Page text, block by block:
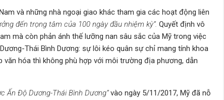
và những nhà ngoại giao khác tham gia các hoạt động liên
đến trọng tâm của 100 ngày đầu nhiệm kỳ”. Quyết định vô
mà còn phản ánh thế lưỡng nan sâu sắc của Mỹ trong việc
Thái Bình Dương: sự lôi kéo quân sự chỉ mang tính khoa
hóa thì không phù hợp với môi trường địa phương, dẫn
Ấn Độ Dương-Thái Bình Dương”vào ngày 5/11/2017, Mỹ đã nỗ